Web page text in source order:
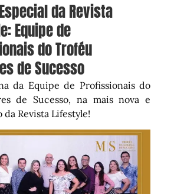
da Revista
Equipe de
do Troféu
de Sucesso
da Equipe de Profissionais do
de Sucesso, na mais nova e
da Revista Lifestyle!